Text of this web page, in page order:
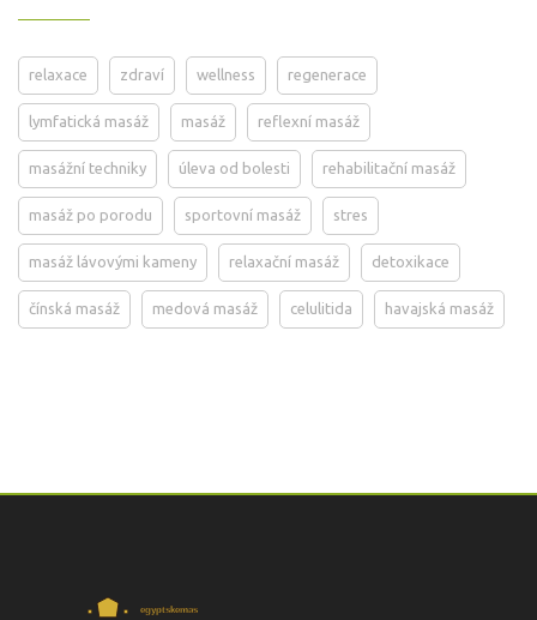
relaxace zdraví wellness regenerace
lymfatická masáž masáž reflexní masáž
masážní techniky úleva od bolesti rehabilitační masáž
masáž po porodu sportovní masáž stres
masáž lávovými kameny relaxační masáž detoxikace
čínská masáž medová masáž celulitida havajská masáž